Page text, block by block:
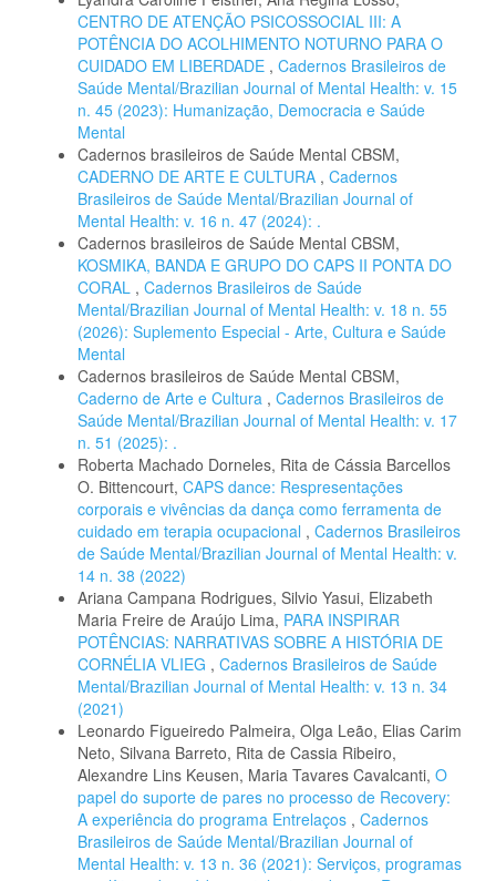
CENTRO DE ATENÇÃO PSICOSSOCIAL III: A
POTÊNCIA DO ACOLHIMENTO NOTURNO PARA O
CUIDADO EM LIBERDADE , Cadernos Brasileiros de
Saúde Mental/Brazilian Journal of Mental Health: v. 15
n. 45 (2023): Humanização, Democracia e Saúde
Mental
Cadernos brasileiros de Saúde Mental CBSM,
CADERNO DE ARTE E CULTURA , Cadernos
Brasileiros de Saúde Mental/Brazilian Journal of
Mental Health: v. 16 n. 47 (2024): .
Cadernos brasileiros de Saúde Mental CBSM,
KOSMIKA, BANDA E GRUPO DO CAPS II PONTA DO
CORAL , Cadernos Brasileiros de Saúde
Mental/Brazilian Journal of Mental Health: v. 18 n. 55
(2026): Suplemento Especial - Arte, Cultura e Saúde
Mental
Cadernos brasileiros de Saúde Mental CBSM,
Caderno de Arte e Cultura , Cadernos Brasileiros de
Saúde Mental/Brazilian Journal of Mental Health: v. 17
n. 51 (2025): .
Roberta Machado Dorneles, Rita de Cássia Barcellos
O. Bittencourt, CAPS dance: Respresentações
corporais e vivências da dança como ferramenta de
cuidado em terapia ocupacional , Cadernos Brasileiros
de Saúde Mental/Brazilian Journal of Mental Health: v.
14 n. 38 (2022)
Ariana Campana Rodrigues, Silvio Yasui, Elizabeth
Maria Freire de Araújo Lima, PARA INSPIRAR
POTÊNCIAS: NARRATIVAS SOBRE A HISTÓRIA DE
CORNÉLIA VLIEG , Cadernos Brasileiros de Saúde
Mental/Brazilian Journal of Mental Health: v. 13 n. 34
(2021)
Leonardo Figueiredo Palmeira, Olga Leão, Elias Carim
Neto, Silvana Barreto, Rita de Cassia Ribeiro,
Alexandre Lins Keusen, Maria Tavares Cavalcanti, O
papel do suporte de pares no processo de Recovery:
A experiência do programa Entrelaços , Cadernos
Brasileiros de Saúde Mental/Brazilian Journal of
Mental Health: v. 13 n. 36 (2021): Serviços, programas